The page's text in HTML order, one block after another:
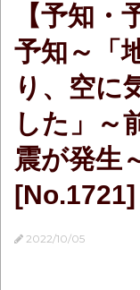
【予知
予知～「
り、空に
した」～
震が発生
[No.1721]
2022/10/05